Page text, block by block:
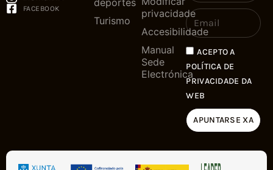
FACEBOOK
Turismo
privacidade
Accesibilidade
Manual
Sede
Electrónica
ACEPTO A
POLÍTICA DE
PRIVACIDADE DA
WEB
APUNTARSE XA